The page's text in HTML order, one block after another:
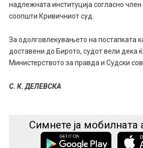
надлежната институција согласно
соопшти Кривичниот суд.
За одолговлекувањето на постапката
доставени до Бирото, судотвели дека
Министерството за правда и Судски
С. К. ДЕЛЕВСКА
Симнете ја мобилната